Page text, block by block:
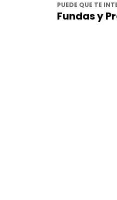
PUEDE QUE TE
Fundas y